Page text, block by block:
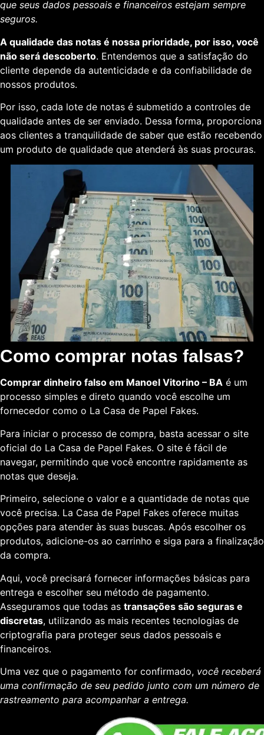
que seus dados pessoais e financeiros estejam sempre
seguros.
A qualidade das notas é nossa prioridade, por isso, você
não será descoberto. Entendemos que a satisfação do
cliente depende da autenticidade e da confiabilidade de
nossos produtos.
Por isso, cada lote de notas é submetido a controles de
qualidade antes de ser enviado. Dessa forma, proporciona
aos clientes a tranquilidade de saber que estão recebendo
um produto de qualidade que atenderá às suas procuras.
Como comprar notas falsas?
Comprar dinheiro falso em Manoel Vitorino – BA é um
processo simples e direto quando você escolhe um
fornecedor como o La Casa de Papel Fakes.
Para iniciar o processo de compra, basta acessar o site
oficial do La Casa de Papel Fakes. O site é fácil de
navegar, permitindo que você encontre rapidamente as
notas que deseja.
Primeiro, selecione o valor e a quantidade de notas que
você precisa. La Casa de Papel Fakes oferece muitas
opções para atender às suas buscas. Após escolher os
produtos, adicione-os ao carrinho e siga para a finalização
da compra.
Aqui, você precisará fornecer informações básicas para
entrega e escolher seu método de pagamento.
Asseguramos que todas as transações são seguras e
discretas, utilizando as mais recentes tecnologias de
criptografia para proteger seus dados pessoais e
financeiros.
Uma vez que o pagamento for confirmado, você receberá
uma confirmação de seu pedido junto com um número de
rastreamento para acompanhar a entrega.